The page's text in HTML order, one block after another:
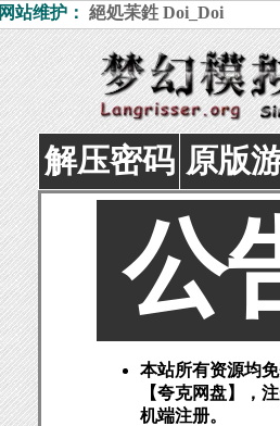
网站维护： 絕処苿鉎 Doi_Doi
解压密码 原版
公
本站所有资源均
【夸克网盘】，
机端注册。